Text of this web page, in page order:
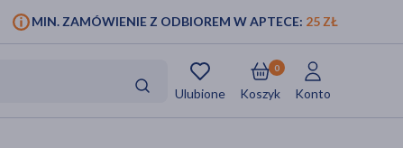
MIN. ZAMÓWIENIE Z ODBIOREM W APTECE: 25 ZŁ
Ulubione Koszyk
0
Konto